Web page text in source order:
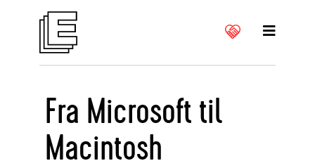
Fra Microsoft til
Macintosh